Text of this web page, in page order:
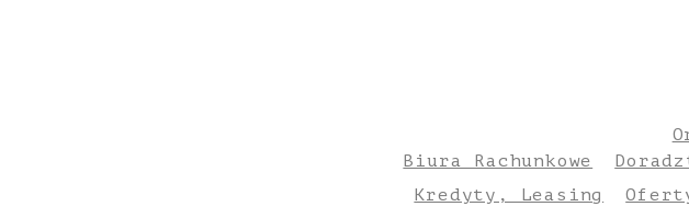
Biura Rachunkowe
Kredyty, Leasing